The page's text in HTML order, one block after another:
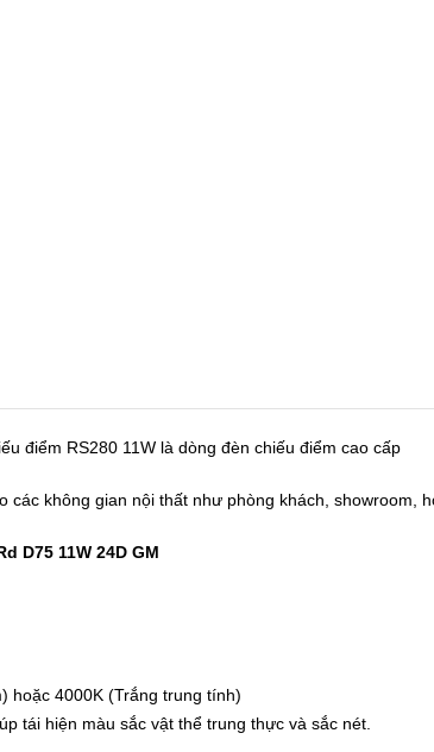
điểm RS280 11W là dòng đèn chiếu điểm cao cấp
các không gian nội thất như phòng khách, showroom,
D75 11W 24D GM
hoặc 4000K (Trắng trung tính)
tái hiện màu sắc vật thể trung thực và sắc nét.